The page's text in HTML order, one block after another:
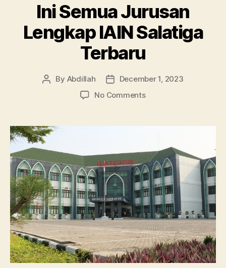
Ini Semua Jurusan
Lengkap IAIN Salatiga
Terbaru
Post
By Abdillah
Post
date
December 1, 2023
No Commentson
Jurusan
IAIN
Salatiga
Terbaru